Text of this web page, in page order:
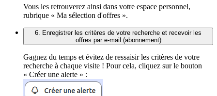
Vous les retrouverez ainsi dans votre espace personnel,
rubrique « Ma sélection d'offres ».
6. Enregistrer les critères de votre recherche et recevoir les
offres par e-mail (abonnement)
Gagnez du temps et évitez de ressaisir les critères de votre
recherche à chaque visite ! Pour cela, cliquez sur le bouton
« Créer une alerte » :